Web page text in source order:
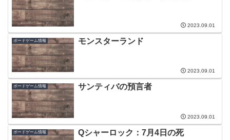
2023.09.01
ボードゲーム情報 モンスターランド
2023.09.01
ボードゲーム情報 サンティバの預言者
2023.09.01
ボードゲーム情報 Qシャーロック：7月4日の死